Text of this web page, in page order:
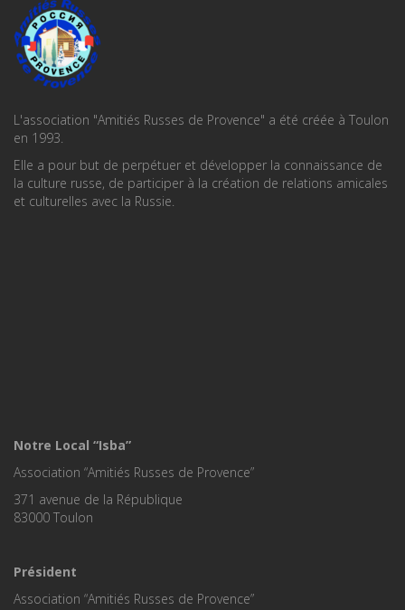
L'association "Amitiés Russes de Provence" a été créée à Toulon
en 1993.
Elle a pour but de perpétuer et développer la connaissance de
la culture russe, de participer à la création de relations amicales
et culturelles avec la Russie.
Notre Local “Isba”
Association “Amitiés Russes de Provence”
371 avenue de la République
83000 Toulon
Président
Association “Amitiés Russes de Provence”